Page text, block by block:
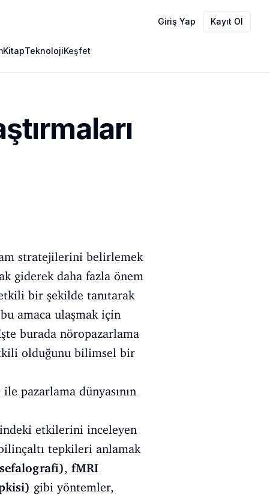
Giriş Yap Kayıt Ol
KitapTeknolojiKeşfet
stratejilerini belirlemek
giderek daha fazla önem
bir şekilde tanıtarak
amaca ulaşmak için
burada nöropazarlama
olduğunu bilimsel bir
pazarlama dünyasının
etkilerini inceleyen
tepkileri anlamak
, fMRI
gibi yöntemler,